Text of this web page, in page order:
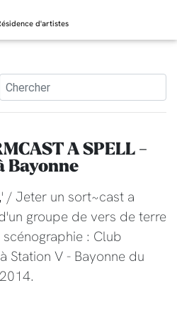
d'artistes
A SPELL -
Bayonne
/ Jeter un sort~cast a
groupe de vers de terre
: Club
Station V - Bayonne du